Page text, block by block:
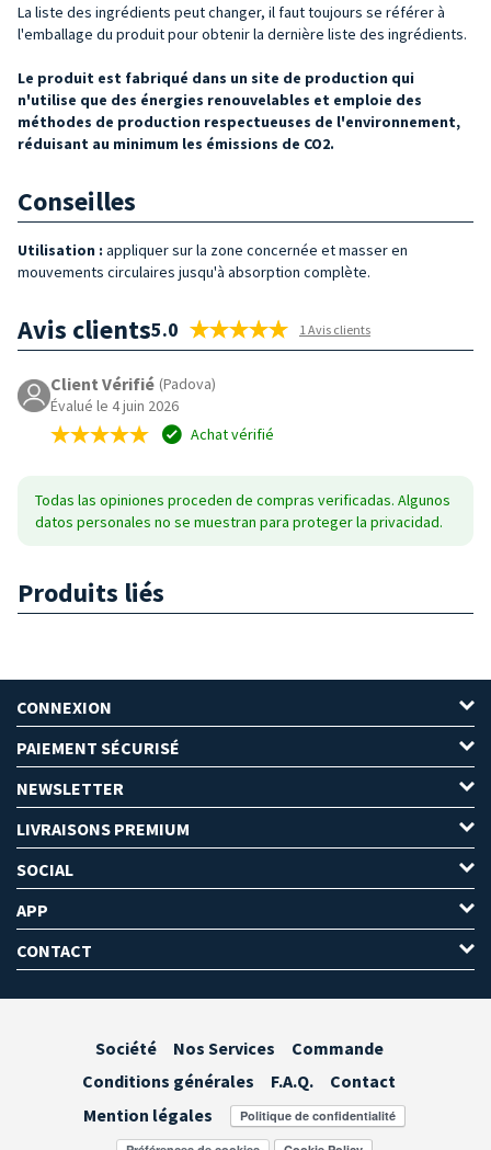
La liste des ingrédients peut changer, il faut toujours se référer à
l'emballage du produit pour obtenir la dernière liste des ingrédients.
Le produit est fabriqué dans un site de production qui
n'utilise que des énergies renouvelables et emploie des
méthodes de production respectueuses de l'environnement,
réduisant au minimum les émissions de CO2.
Conseilles
Utilisation : appliquer sur la zone concernée et masser en
mouvements circulaires jusqu'à absorption complète.
Avis clients5.0 1 Avis clients
Client Vérifié (Padova)
Évalué le 4 juin 2026
Achat vérifié
Todas las opiniones proceden de compras verificadas. Algunos
datos personales no se muestran para proteger la privacidad.
Produits liés
CONNEXION
PAIEMENT SÉCURISÉ
NEWSLETTER
LIVRAISONS PREMIUM
SOCIAL
APP
CONTACT
Société Nos Services
Commande
Conditions générales
F.A.Q.
Contact
Mention légales